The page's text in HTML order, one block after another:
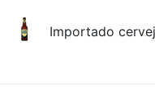
Importado